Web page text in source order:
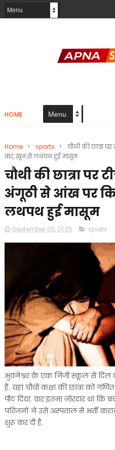
HOME
Home > sports >
चौथी की छात्रा
वार, खून से लथपथ हुई मासूम
चौथी की छात्रा पर
अंगूठी से आंख पर
लथपथ हुई मासूम
September 03, 2025 sports
भुवनेश्वर के एक निजी स्कूल से दिल
है. यहां चौथी कक्षा की छात्रा को
पीट दिया. वार इतना जोरदार था
परिजनों ने उसे अस्पताल में भर्ती
शुरू कर दी है.